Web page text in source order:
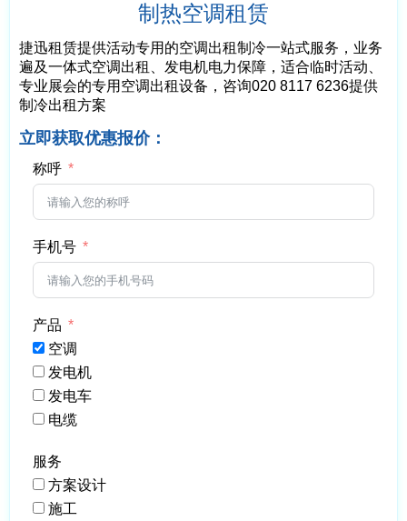
制热空调租赁
捷迅租赁提供活动专用的空调出租制冷一站式服务，业务
遍及一体式空调出租、发电机电力保障，适合临时活动、
专业展会的专用空调出租设备，咨询020 8117 6236提供
制冷出租方案
立即获取优惠报价：
称呼
手机号
产品
空调
发电机
发电车
电缆
服务
方案设计
施工